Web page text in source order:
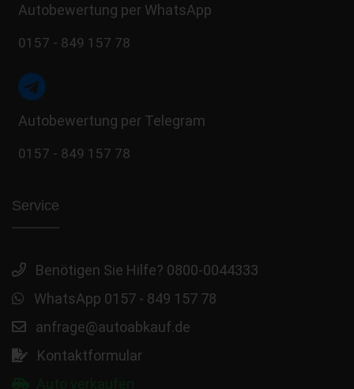
Autobewertung per WhatsApp
0157 - 849 157 78
Autobewertung per Telegram
0157 - 849 157 78
Service
Benötigen Sie Hilfe? 0800-0044333
WhatsApp 0157 - 849 157 78
anfrage@autoabkauf.de
Kontaktformular